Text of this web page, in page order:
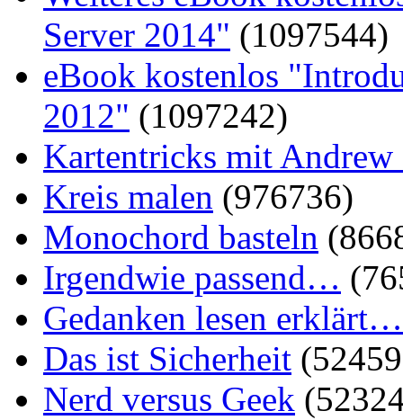
Server 2014" (1097544)
eBook kostenlos
2012" (1097242)
Kartentricks mit
Kreis malen (976736)
Monochord basteln
Irgendwie passend…
Gedanken lesen erklärt…
Das ist Sicherheit
Nerd versus Geek